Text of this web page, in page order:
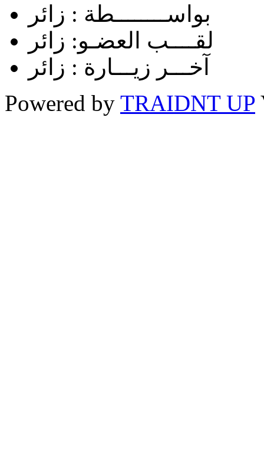
بواســــــــطة : زائر
لقــــب العضـو: زائر
آخـــر زيـــارة : زائر
Powered by TRAIDNT UP